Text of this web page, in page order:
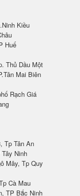
Kiều
Huế
Thủ Dầu Một
Mai Biên
Rạch Giá
Tp Tân An
Ninh
Mây, Tp Quy
Cà Mau
TP Bắc Ninh